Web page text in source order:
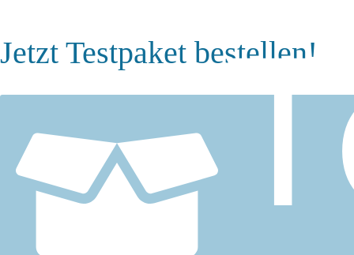
Jetzt Testpaket bestellen!